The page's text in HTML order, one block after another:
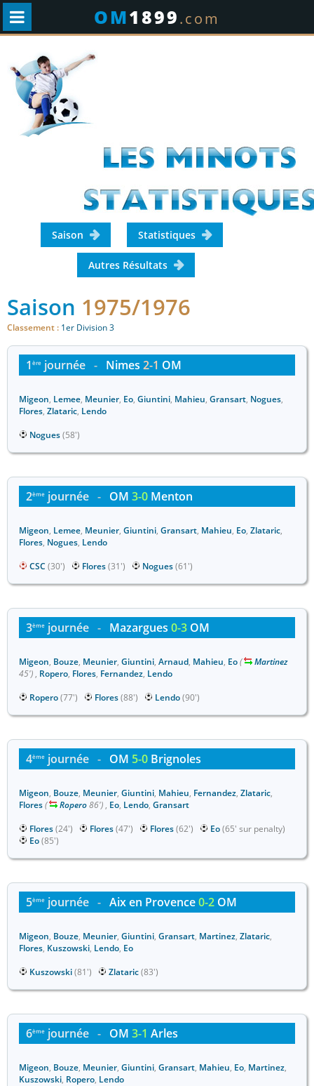
OM1899.com
Saison Statistiques
Autres Résultats
Saison 1975/1976
Classement : 1er Division 3
1 ère journée - Nimes 2-1 OM
Migeon, Lemee, Meunier, Eo, Giuntini, Mahieu, Gransart, Nogues,
Flores, Zlataric, Lendo
Nogues(58')
2ème journée - OM 3-0 Menton
Migeon, Lemee, Meunier, Giuntini, Gransart, Mahieu, Eo, Zlataric,
Flores, Nogues, Lendo
CSC (30') Flores(31') Nogues(61')
3ème journée - Mazargues 0-3 OM
Migeon, Bouze, Meunier, Giuntini, Arnaud, Mahieu, Eo(
Martinez
45') , Ropero, Flores, Fernandez, Lendo
Ropero(77') Flores(88') Lendo(90')
4ème journée - OM 5-0 Brignoles
Migeon, Bouze, Meunier, Giuntini, Mahieu, Fernandez, Zlataric,
Flores( Ropero86') , Eo, Lendo, Gransart
Flores(24') Flores(47') Flores(62') Eo(65' sur penalty)
Eo(85')
5ème journée - Aix en Provence0-2 OM
Migeon, Bouze, Meunier, Giuntini, Gransart, Martinez, Zlataric,
Flores, Kuszowski, Lendo, Eo
Kuszowski(81') Zlataric(83')
6ème journée - OM 3-1 Arles
Migeon, Bouze, Meunier, Giuntini, Gransart, Mahieu, Eo, Martinez,
Kuszowski, Ropero, Lendo